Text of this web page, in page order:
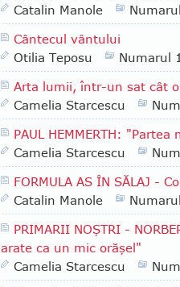
Catalin Manole
Cântecul vântului
Otilia Teposu
Numarul
Arta lumii, într-un sat cât
Camelia Starcescu
PAUL HEMMERTH:
Camelia Starcescu
FORMULA AS ÎN SĂLAJ -
Catalin Manole
PRIMARII NOŞTRI -
arate ca un mic orăşel"
Camelia Starcescu